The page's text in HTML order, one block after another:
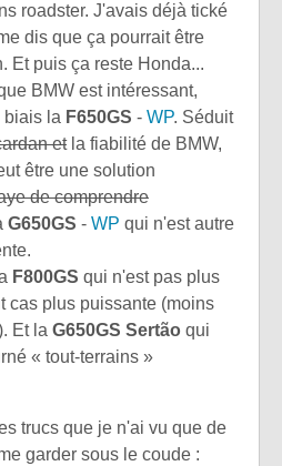
roadster. J'avais déjà tické
dis que ça pourrait être
Et puis ça reste Honda...
BMW est intéressant,
biais la F650GS - WP. Séduit
etla fiabilité de BMW,
être une solution
de comprendre
G650GS - WP qui n'est autre
F800GS qui n'est pas plus
cas plus puissante (moins
Et la G650GS Sertão qui
« tout-terrains »
trucs que je n'ai vu que de
garder sous le coude :